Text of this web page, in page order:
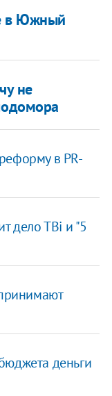
в Южный
не
в PR-
дело ТВі и "5
деньги